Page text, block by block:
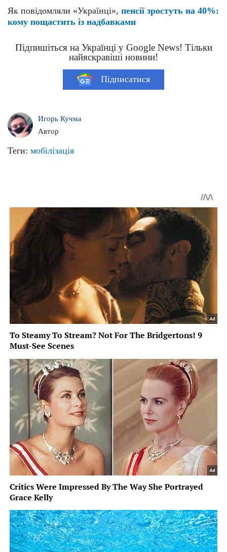
Як повідомляли «Українці», пенсії зростуть на 40%:
кому пощастить із надбавками
Підпишіться на Українці у Google News! Тільки
найяскравіші новини!
Підписатися
Игорь Кучма
Автор
Теги: мобілізація